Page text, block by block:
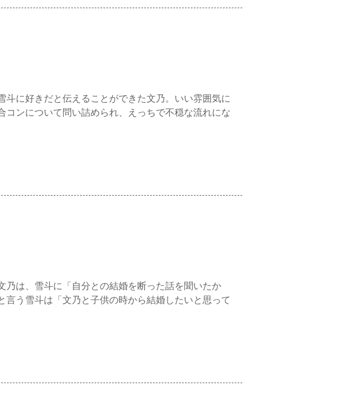
斗に好きだと伝えることができた文乃。いい雰囲気に
コンについて問い詰められ、えっちで不穏な流れにな
乃は、雪斗に「自分との結婚を断った話を聞いたか
言う雪斗は「文乃と子供の時から結婚したいと思って